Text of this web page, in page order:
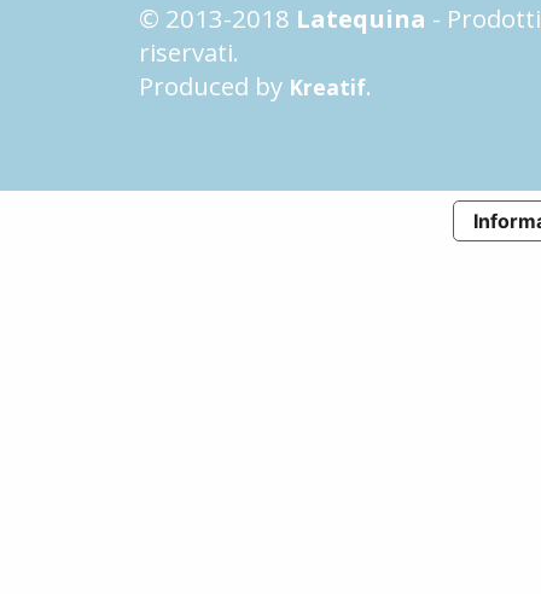
© 2013-2018 Latequina -
riservati.
Produced by Kreatif.